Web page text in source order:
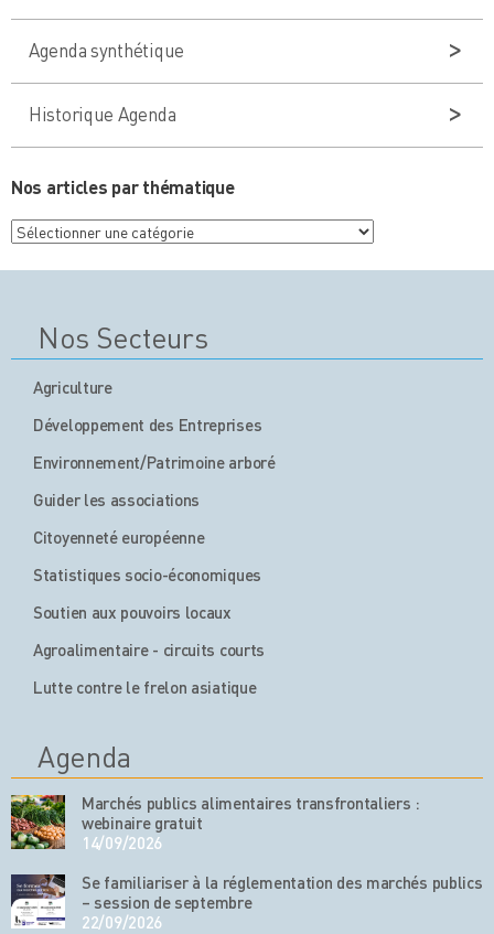
Agenda synthétique
Historique Agenda
Nos articles par thématique
Nos
articles
Nos Secteurs
Agriculture
Développement des Entreprises
Environnement/Patrimoine arboré
Guider les associations
Citoyenneté européenne
Statistiques socio-économiques
Soutien aux pouvoirs locaux
Agroalimentaire - circuits courts
Lutte contre le frelon asiatique
Agenda
Marchés publics alimentaires transfrontaliers :
webinaire gratuit
14/09/2026
Se familiariser à la réglementation des marchés publics
– session de septembre
22/09/2026